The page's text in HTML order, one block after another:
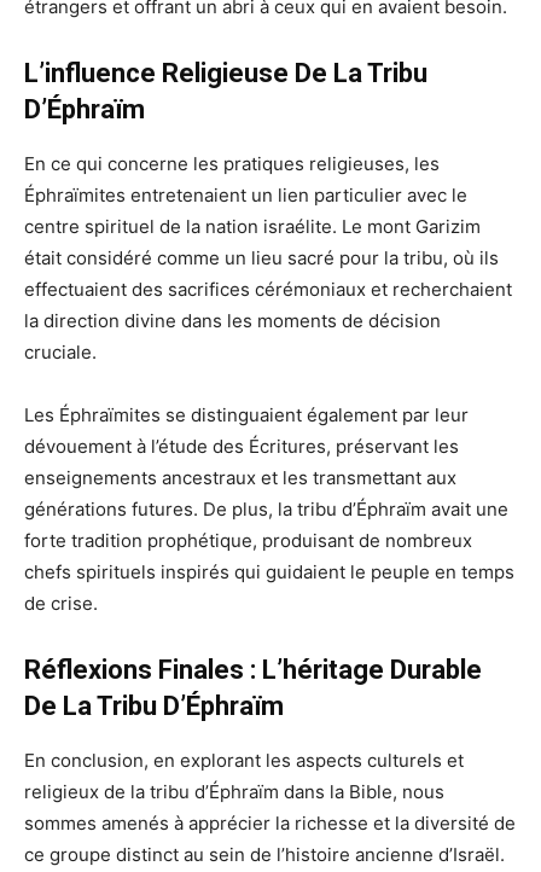
étrangers et offrant un abri à ceux qui en avaient besoin.
L’influence Religieuse De La Tribu
D’Éphraïm
En ce qui concerne les pratiques religieuses, les
Éphraïmites entretenaient un lien particulier avec le
centre spirituel de la nation israélite. Le mont Garizim
était considéré comme un lieu sacré pour la tribu, où ils
effectuaient des sacrifices cérémoniaux et recherchaient
la direction divine dans les moments de décision
cruciale.
Les Éphraïmites se distinguaient également par leur
dévouement à l’étude des Écritures, préservant les
enseignements ancestraux et les transmettant aux
générations futures. De plus, la tribu d’Éphraïm avait une
forte tradition prophétique, produisant de nombreux
chefs spirituels inspirés qui guidaient le peuple en temps
de crise.
Réflexions Finales : L’héritage Durable
De La Tribu D’Éphraïm
En conclusion, en explorant les aspects culturels et
religieux de la tribu d’Éphraïm dans la Bible, nous
sommes amenés à apprécier la richesse et la diversité de
ce groupe distinct au sein de l’histoire ancienne d’Israël.